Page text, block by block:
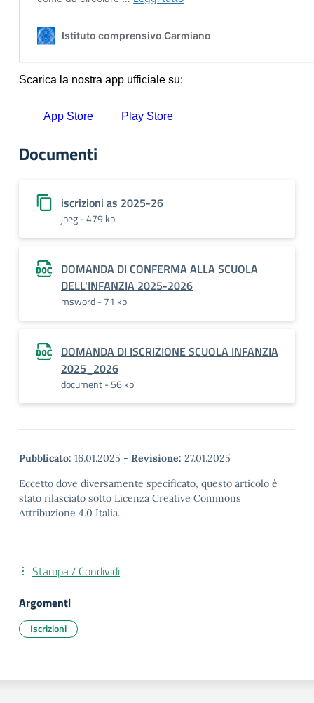
Documenti
iscrizioni as 2025-26
jpeg - 479 kb
DOMANDA DI CONFERMA ALLA SCUOLA
DELL'INFANZIA 2025-2026
msword - 71 kb
DOMANDA DI ISCRIZIONE SCUOLA INFANZIA
2025_2026
document - 56 kb
Pubblicato: 16.01.2025 - Revisione: 27.01.2025
Eccetto dove diversamente specificato, questo articolo è
stato rilasciato sotto Licenza Creative Commons
Attribuzione 4.0 Italia.
Stampa / Condividi
Argomenti
Iscrizioni